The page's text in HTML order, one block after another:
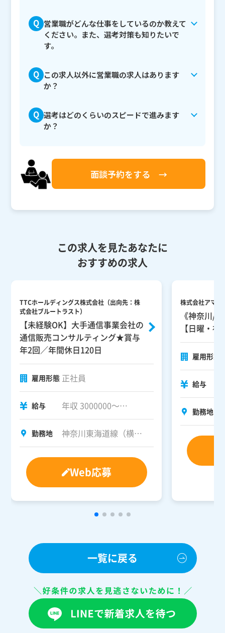
営業職がどんな仕事をしているのか教えて
ください。また、選考対策も知りたいで
す。
この求人以外に営業職の求人はあります
か？
選考はどのくらいのスピードで進みます
か？
面談予約をする →
この求人を見たあなたに
おすすめの求人
TTCホールディングス株式会社（出向先：株
式会社ブルートラスト）
【未経験OK】大手通信事業会社の
通信販売コンサルティング★賞与
年2回／年間休日120日
雇用形態 正社員
給与
年収 3000000～
3500000
勤務地
神奈川東海道線（横浜
～茅ヶ崎）沿線が中心
（MAP）
Web応募
株式会社アマギ
《神奈川/
【日曜・
雇用形態
給与
勤務地
一覧に戻る